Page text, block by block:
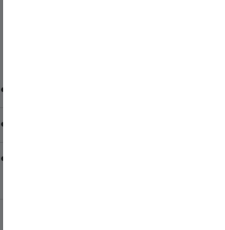
● NBR seals for fertiliser solutions
● EPDM seals for livestock medication
● PVDF body for strong acids and disinfection